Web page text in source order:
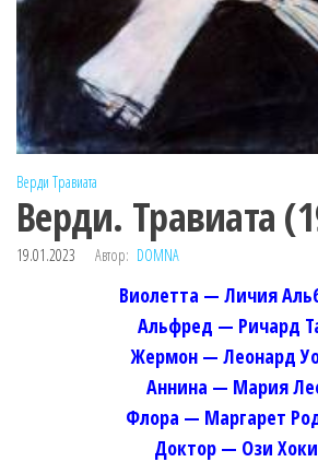
Верди Травиата
Верди. Травиата
19.01.2023 Автор: DOMNA
Виолетта — Личия
Альфред — Ричард
Жермон — Леонард
Аннина — Мария
Флора — Маргарет
Доктор — Ози